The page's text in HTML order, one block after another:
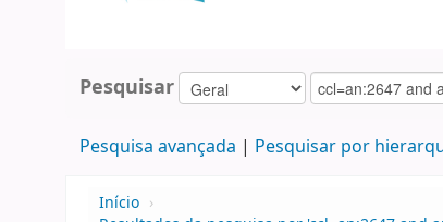
Pesquisar
Pesquisa avançada Pesquisar por
Início ›